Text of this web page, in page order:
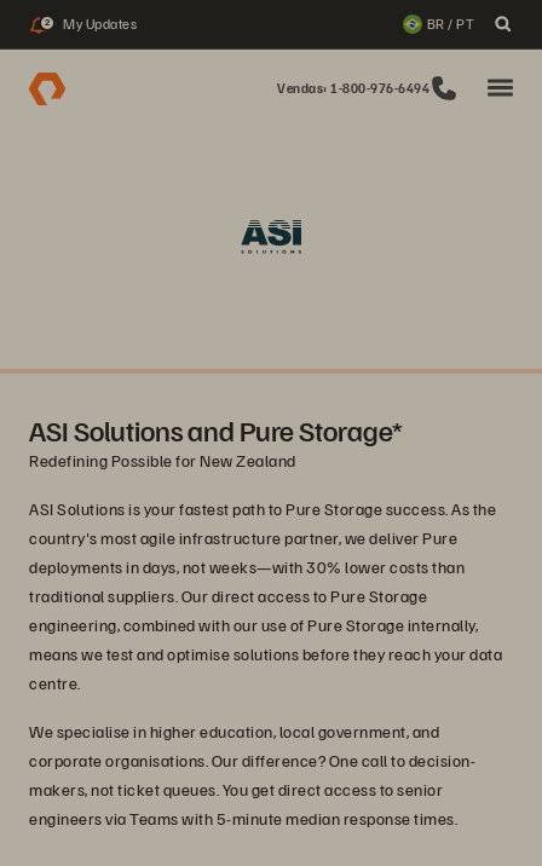
2 My Updates BR / PT
Vendas: 1-800-976-6494
ASI Solutions and Pure Storage*
Redefining Possible for New Zealand
ASI Solutions is your fastest path to Pure Storage success. As the
country's most agile infrastructure partner, we deliver Pure
deployments in days, not weeks—with 30% lower costs than
traditional suppliers. Our direct access to Pure Storage
engineering, combined with our use of Pure Storage internally,
means we test and optimise solutions before they reach your data
centre.
We specialise in higher education, local government, and
corporate organisations. Our difference? One call to decision-
makers, not ticket queues. You get direct access to senior
engineers via Teams with 5-minute median response times.